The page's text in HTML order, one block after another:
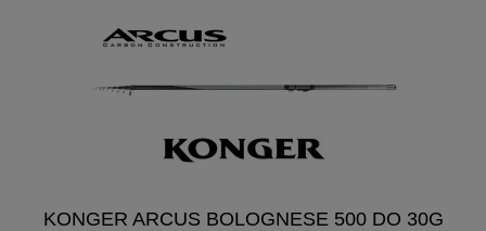
KONGER ARCUS BOLOGNESE 500 DO 30G